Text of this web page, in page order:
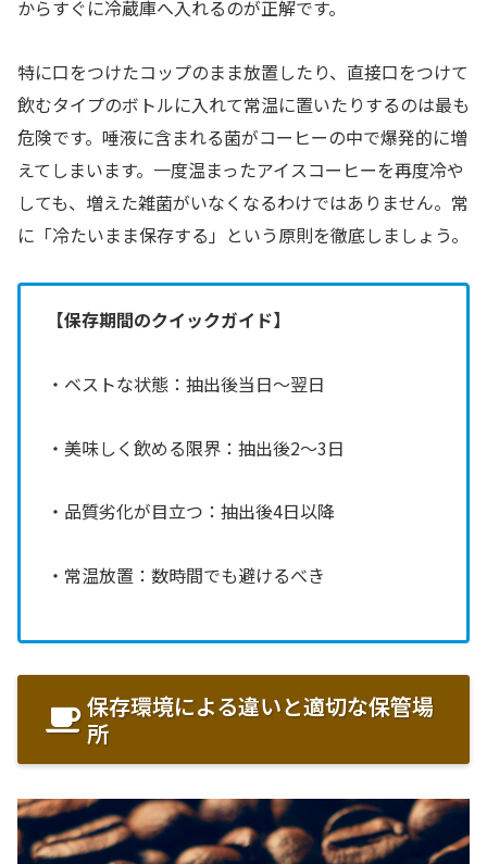
からすぐに冷蔵庫へ入れるのが正解です。
特に口をつけたコップのまま放置したり、直接口をつけて
飲むタイプのボトルに入れて常温に置いたりするのは最も
危険です。唾液に含まれる菌がコーヒーの中で爆発的に増
えてしまいます。一度温まったアイスコーヒーを再度冷や
しても、増えた雑菌がいなくなるわけではありません。常
に「冷たいまま保存する」という原則を徹底しましょう。
【保存期間のクイックガイド】
・ベストな状態：抽出後当日〜翌日
・美味しく飲める限界：抽出後2〜3日
・品質劣化が目立つ：抽出後4日以降
・常温放置：数時間でも避けるべき
保存環境による違いと適切な保管場
所